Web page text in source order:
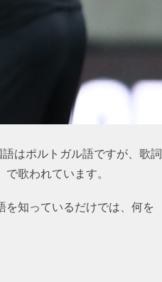
はポルトガル語ですが、歌詞
歌われています。
知っているだけでは、何を